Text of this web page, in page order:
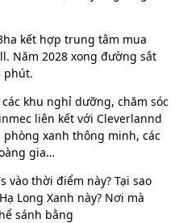
kết hợp trung tâm mua
Năm 2028 xong đường sắt
phút.
khu nghỉ dưỡng, chăm sóc
liên kết với Cleverlannd
phòng xanh thông minh, các
gia…
vào thời điểm này? Tại sao
Long Xanh này? Nơi mà
sánh bằng